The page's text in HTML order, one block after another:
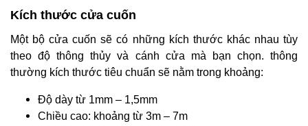
Kích thước cửa cuốn
Một bộ cửa cuốn sẽ có những kích thước khác nhau tùy
theo độ thông thủy và cánh cửa mà bạn chọn. thông
thường kích thước tiêu chuẩn sẽ nằm trong khoảng:
Độ dày từ 1mm – 1,5mm
Chiều cao: khoảng từ 3m – 7m